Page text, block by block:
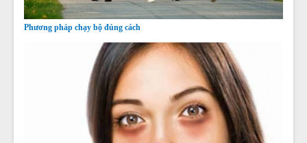
Phương pháp chạy bộ đúng cách